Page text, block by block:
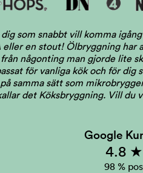
som snabbt vill komma
eller en stout! Ölbryggning
någonting man gjorde lite
för vanliga kök och för
samma sätt som
det Köksbryggning. Vill du
Google
4.8
98 %